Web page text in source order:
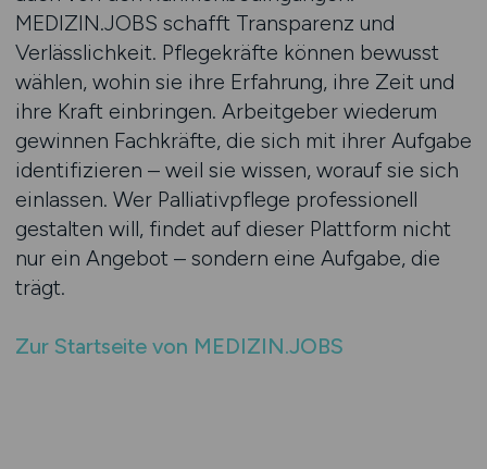
MEDIZIN.JOBS schafft Transparenz und
Verlässlichkeit. Pflegekräfte können bewusst
wählen, wohin sie ihre Erfahrung, ihre Zeit und
ihre Kraft einbringen. Arbeitgeber wiederum
gewinnen Fachkräfte, die sich mit ihrer Aufgabe
identifizieren – weil sie wissen, worauf sie sich
einlassen. Wer Palliativpflege professionell
gestalten will, findet auf dieser Plattform nicht
nur ein Angebot – sondern eine Aufgabe, die
trägt.
Zur Startseite von MEDIZIN.JOBS